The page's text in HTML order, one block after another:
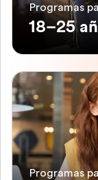
Programas
18–25
Programas